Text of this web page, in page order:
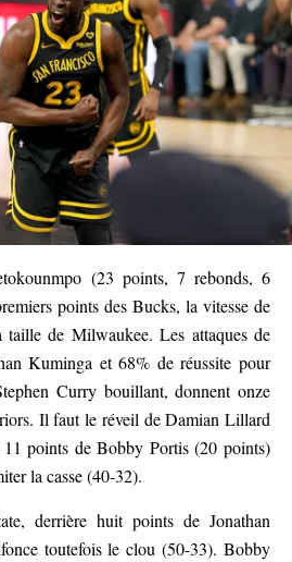
(23 points, 7 rebonds, 6
points des Bucks, la vitesse de
taille de Milwaukee. Les attaques de
Kuminga et 68% de réussite pour
Curry bouillant, donnent onze
Il faut le réveil de Damian Lillard
points de Bobby Portis (20 points)
la casse (40-32).
derrière huit points de Jonathan
toutefois le clou (50-33). Bobby